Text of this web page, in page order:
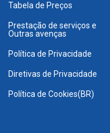
Tabela de Preços
Prestação de serviços e
Outras avenças
Política de Privacidade
Diretivas de Privacidade
Política de Cookies(BR)